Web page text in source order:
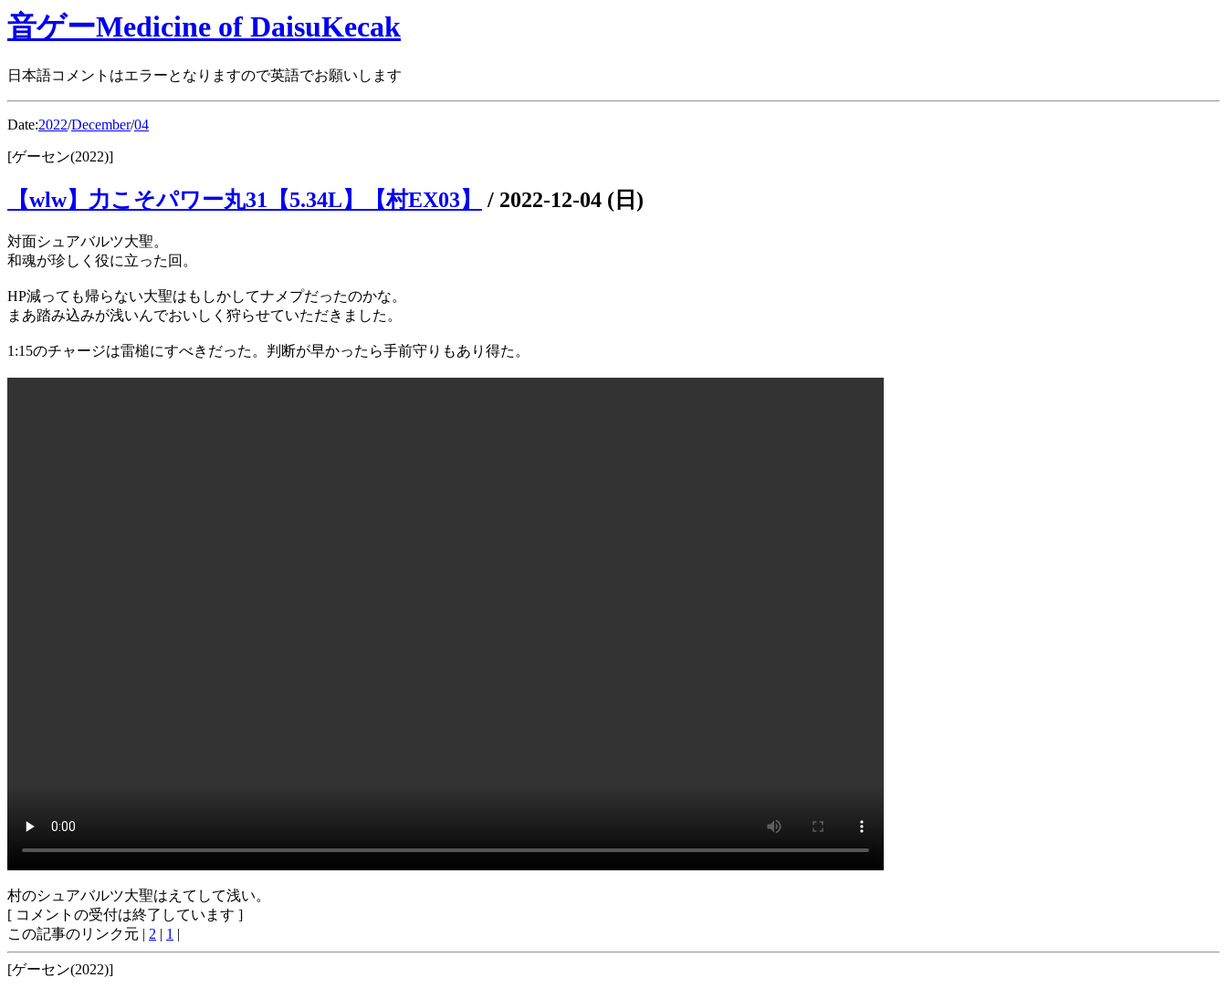
音ゲーMedicine of DaisuKecak
日本語コメントはエラーとなりますので英語でお願いします
Date:2022/December/04
[ゲーセン(2022)]
【wlw】力こそパワー丸31【5.34L】【村EX03】 / 2022-12-04 (日)
対面シュアバルツ大聖。
和魂が珍しく役に立った回。
HP減っても帰らない大聖はもしかしてナメプだったのかな。
まあ踏み込みが浅いんでおいしく狩らせていただきました。
1:15のチャージは雷槌にすべきだった。判断が早かったら手前守りもあり得た。
村のシュアバルツ大聖はえてして浅い。
[ コメントの受付は終了しています ]
この記事のリンク元 | 2 | 1 |
[ゲーセン(2022)]